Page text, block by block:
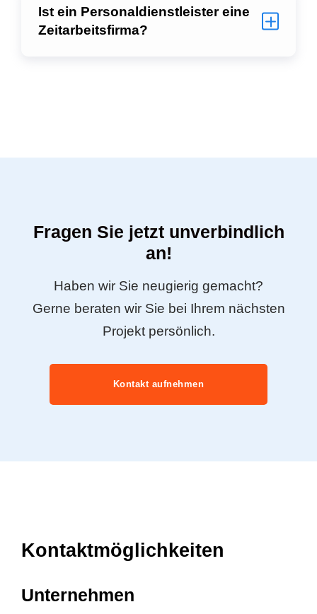
Ist ein Personaldienstleister eine
Zeitarbeitsfirma?
Fragen Sie jetzt unverbindlich
an!
Haben wir Sie neugierig gemacht?
Gerne beraten wir Sie bei Ihrem nächsten
Projekt persönlich.
Kontakt aufnehmen
Kontaktmöglichkeiten
Unternehmen